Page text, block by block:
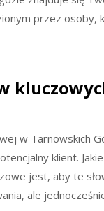
przez osoby,
w Tarnowskich
klient.
jest, aby te
ale